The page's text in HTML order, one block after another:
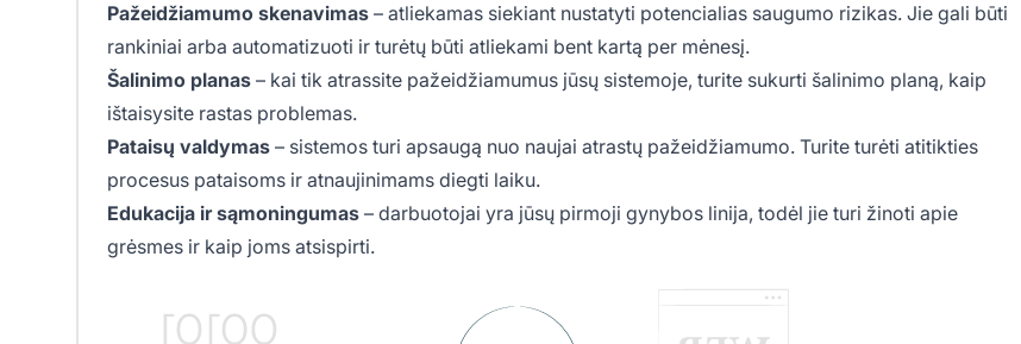
Pažeidžiamumo skenavimas – atliekamas siekiant nustatyti potencialias saugumo rizikas. Jie gali būti
rankiniai arba automatizuoti ir turėtų būti atliekami bent kartą per mėnesį.
Šalinimo planas – kai tik atrassite pažeidžiamumus jūsų sistemoje, turite sukurti šalinimo planą, kaip
ištaisysite rastas problemas.
Pataisų valdymas – sistemos turi apsaugą nuo naujai atrastų pažeidžiamumo. Turite turėti atitikties
procesus pataisoms ir atnaujinimams diegti laiku.
Edukacija ir sąmoningumas – darbuotojai yra jūsų pirmoji gynybos linija, todėl jie turi žinoti apie
grėsmes ir kaip joms atsispirti.